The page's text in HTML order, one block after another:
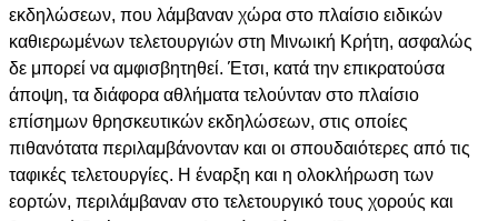
εκδηλώσεων, που λάμβαναν χώρα στο πλαίσιο ειδικών
καθιερωμένων τελετουργιών στη Μινωική Κρήτη, ασφαλώς
δε μπορεί να αμφισβητηθεί. Έτσι, κατά την επικρατούσα
άποψη, τα διάφορα αθλήματα τελούνταν στο πλαίσιο
επίσημων θρησκευτικών εκδηλώσεων, στις οποίες
πιθανότατα περιλαμβάνονταν και οι σπουδαιότερες από τις
ταφικές τελετουργίες. Η έναρξη και η ολοκλήρωση των
εορτών, περιλάμβαναν στο τελετουργικό τους χορούς και